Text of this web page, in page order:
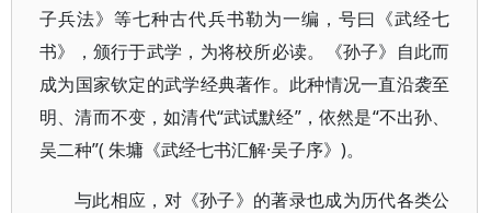
子兵法》等七种古代兵书勒为一编，号曰《武经七
书》，颁行于武学，为将校所必读。《孙子》自此而
成为国家钦定的武学经典著作。此种情况一直沿袭至
明、清而不变，如清代“武试默经”，依然是“不出孙、
吴二种”( 朱墉《武经七书汇解·吴子序》)。
与此相应，对《孙子》的著录也成为历代各类公